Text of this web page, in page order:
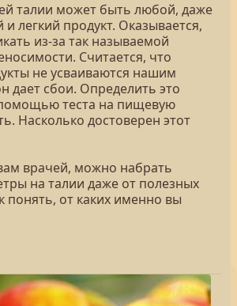
талии может быть любой, даже
легкий продукт. Оказывается,
из-за так называемой
Считается, что
не усваиваются нашим
дает сбои. Определить это
теста на пищевую
Насколько достоверен этот
врачей, можно набрать
на талии даже от полезных
понять, от каких именно вы